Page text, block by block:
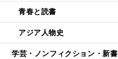
青春と読書
アジア人物史
学芸・ノンフィクション・新書